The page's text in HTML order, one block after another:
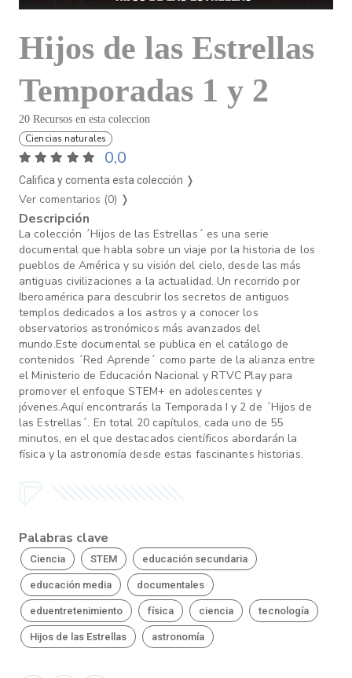
Hijos de las Estrellas
Temporadas 1 y 2
20 Recursos en esta coleccion
Ciencias naturales
0,0
Califica y comenta esta colección ❭
Ver comentarios (0) ❭
Descripción
La colección ´Hijos de las Estrellas´ es una serie
documental que habla sobre un viaje por la historia de los
pueblos de América y su visión del cielo, desde las más
antiguas civilizaciones a la actualidad. Un recorrido por
Iberoamérica para descubrir los secretos de antiguos
templos dedicados a los astros y a conocer los
observatorios astronómicos más avanzados del
mundo.Este documental se publica en el catálogo de
contenidos ´Red Aprende´ como parte de la alianza entre
el Ministerio de Educación Nacional y RTVC Play para
promover el enfoque STEM+ en adolescentes y
jóvenes.Aquí encontrarás la Temporada I y 2 de ´Hijos de
las Estrellas´. En total 20 capítulos, cada uno de 55
minutos, en el que destacados científicos abordarán la
física y la astronomía desde estas fascinantes historias.
Palabras clave
Ciencia STEM educación secundaria
educación media documentales
eduentretenimiento física ciencia tecnología
Hijos de las Estrellas astronomía